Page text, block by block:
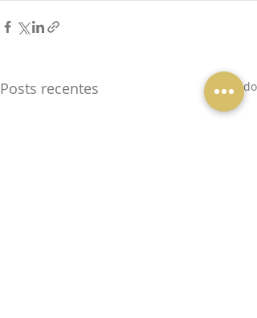
Posts recentes Ver tudo